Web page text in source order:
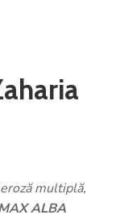
multiplă,
ALBA